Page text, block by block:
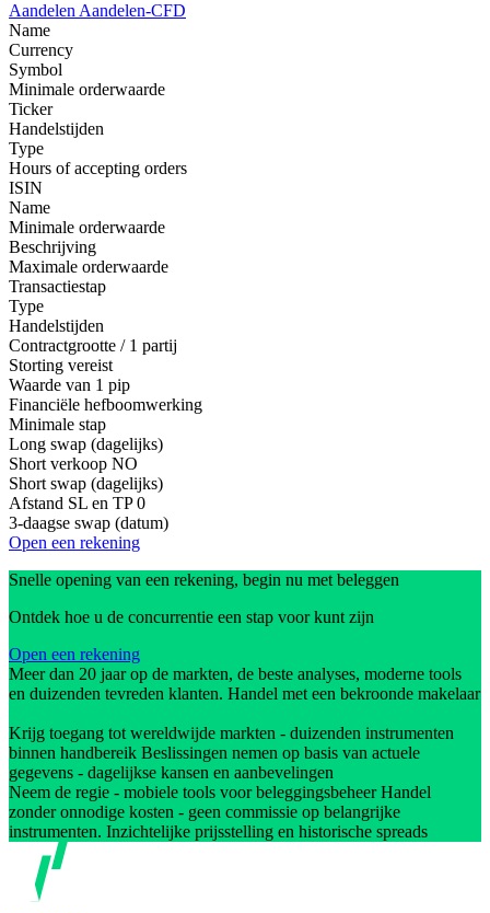
Aandelen Aandelen-CFD
Name
Currency
Symbol
Minimale orderwaarde
Ticker
Handelstijden
Type
Hours of accepting orders
ISIN
Name
Minimale orderwaarde
Beschrijving
Maximale orderwaarde
Transactiestap
Type
Handelstijden
Contractgrootte / 1 partij
Storting vereist
Waarde van 1 pip
Financiële hefboomwerking
Minimale stap
Long swap (dagelijks)
Short verkoop NO
Short swap (dagelijks)
Afstand SL en TP 0
3-daagse swap (datum)
Open een rekening
Snelle opening van een rekening, begin nu met beleggen
Ontdek hoe u de concurrentie een stap voor kunt zijn
Open een rekening
Meer dan 20 jaar op de markten, de beste analyses, moderne tools
en duizenden tevreden klanten. Handel met een bekroonde makelaar
Krijg toegang tot wereldwijde markten - duizenden instrumenten
binnen handbereik Beslissingen nemen op basis van actuele
gegevens - dagelijkse kansen en aanbevelingen
Neem de regie - mobiele tools voor beleggingsbeheer Handel
zonder onnodige kosten - geen commissie op belangrijke
instrumenten. Inzichtelijke prijsstelling en historische spreads